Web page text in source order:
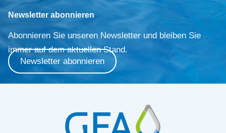
Newsletter abonnieren
Abonnieren Sie unseren Newsletter und bleiben Sie
immer auf dem aktuellen Stand.
Newsletter abonnieren